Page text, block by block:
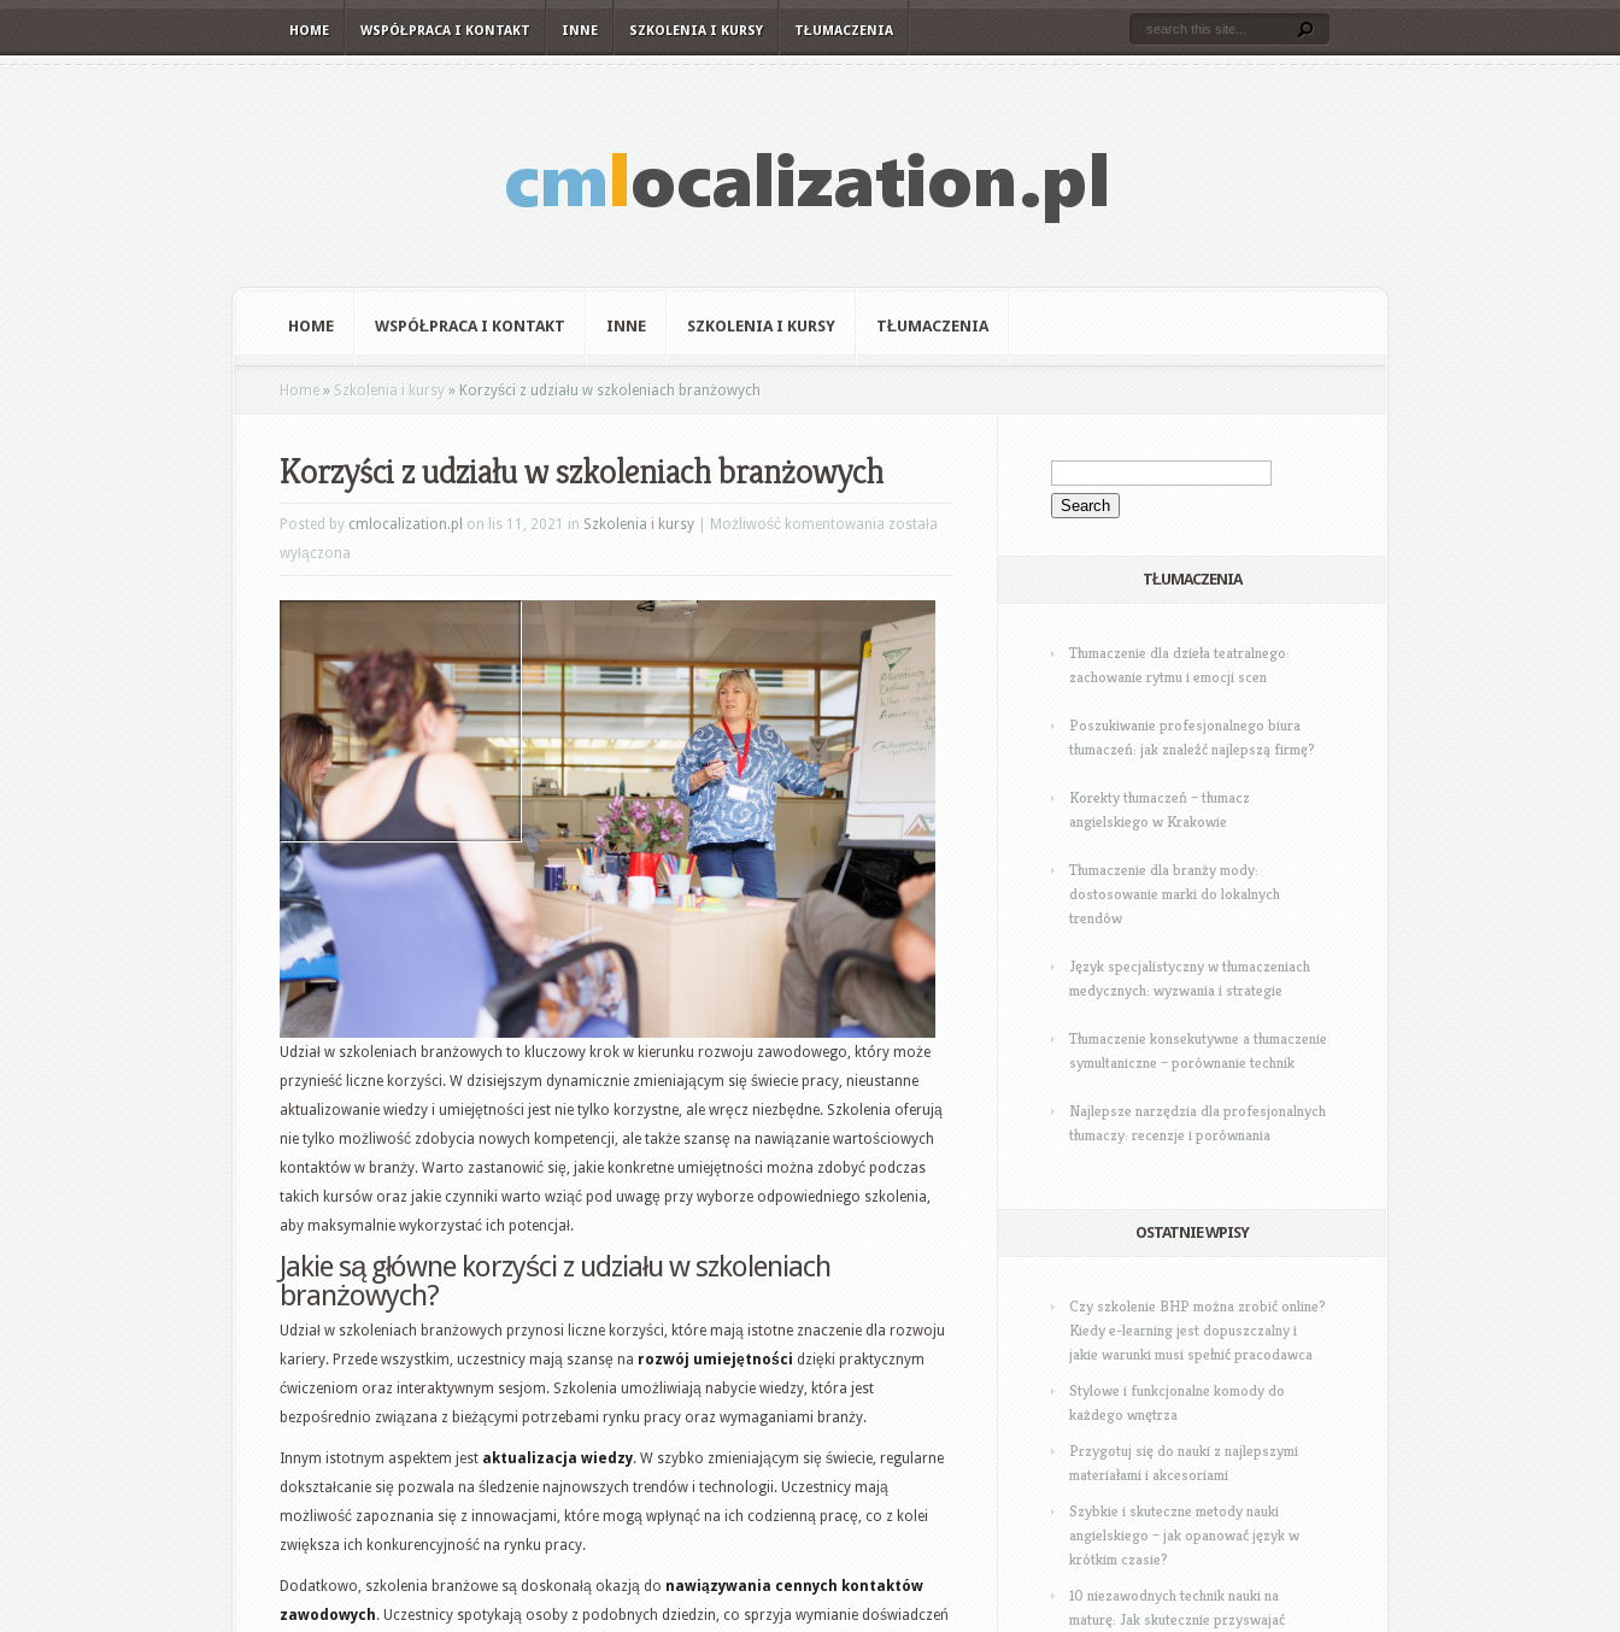
HOME WSPÓŁPRACA I KONTAKT INNE SZKOLENIA I KURSY TŁUMACZENIA
HOME WSPÓŁPRACA I KONTAKT INNE SZKOLENIA I KURSY TŁUMACZENIA
Home » Szkolenia i kursy » Korzyści z udziału w szkoleniach branżowych
Korzyści z udziału w szkoleniach branżowych
Posted by cmlocalization.pl on lis 11, 2021 in Szkolenia i kursy Możliwość komentowania Korzyści
szkoleniach
branżowych
została
wyłączona
Udział w szkoleniach branżowych to kluczowy krok w kierunku rozwoju zawodowego, który może
przynieść liczne korzyści. W dzisiejszym dynamicznie zmieniającym się świecie pracy, nieustanne
aktualizowanie wiedzy i umiejętności jest nie tylko korzystne, ale wręcz niezbędne. Szkolenia oferują
nie tylko możliwość zdobycia nowych kompetencji, ale także szansę na nawiązanie wartościowych
kontaktów w branży. Warto zastanowić się, jakie konkretne umiejętności można zdobyć podczas
takich kursów oraz jakie czynniki warto wziąć pod uwagę przy wyborze odpowiedniego szkolenia,
aby maksymalnie wykorzystać ich potencjał.
Jakie są główne korzyści z udziału w szkoleniach
branżowych?
Udział w szkoleniach branżowych przynosi liczne korzyści, które mają istotne znaczenie dla rozwoju
kariery. Przede wszystkim, uczestnicy mają szansę na rozwój umiejętności dzięki praktycznym
ćwiczeniom oraz interaktywnym sesjom. Szkolenia umożliwiają nabycie wiedzy, która jest
bezpośrednio związana z bieżącymi potrzebami rynku pracy oraz wymaganiami branży.
Innym istotnym aspektem jest aktualizacja wiedzy. W szybko zmieniającym się świecie, regularne
dokształcanie się pozwala na śledzenie najnowszych trendów i technologii. Uczestnicy mają
możliwość zapoznania się z innowacjami, które mogą wpłynąć na ich codzienną pracę, co z kolei
zwiększa ich konkurencyjność na rynku pracy.
Dodatkowo, szkolenia branżowe są doskonałą okazją do nawiązywania cennych kontaktów
zawodowych. Uczestnicy spotykają osoby z podobnych dziedzin, co sprzyja wymianie doświadczeń
TŁUMACZENIA
Tłumaczenie dla dzieła teatralnego:
zachowanie rytmu i emocji scen
Poszukiwanie profesjonalnego biura
tłumaczeń: jak znaleźć najlepszą firmę?
Korekty tłumaczeń – tłumacz
angielskiego w Krakowie
Tłumaczenie dla branży mody:
dostosowanie marki do lokalnych
trendów
Język specjalistyczny w tłumaczeniach
medycznych: wyzwania i strategie
Tłumaczenie konsekutywne a tłumaczenie
symultaniczne – porównanie technik
Najlepsze narzędzia dla profesjonalnych
tłumaczy: recenzje i porównania
OSTATNIE WPISY
Czy szkolenie BHP można zrobić online?
Kiedy e-learning jest dopuszczalny i
jakie warunki musi spełnić pracodawca
Stylowe i funkcjonalne komody do
każdego wnętrza
Przygotuj się do nauki z najlepszymi
materiałami i akcesoriami
Szybkie i skuteczne metody nauki
angielskiego – jak opanować język w
krótkim czasie?
10 niezawodnych technik nauki na
maturę: Jak skutecznie przyswajać